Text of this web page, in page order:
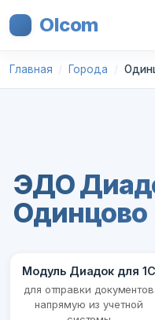
Olcom
Главная Города
ЭДО
Одинцово
Модуль Диадок для 1С
для отправки документов
напрямую из учетной